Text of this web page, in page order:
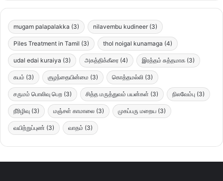
mugam palapalakka (3) nilavembu kudineer (3)
Piles Treatment in Tamil (3) thol noigal kunamaga (4)
udal edai kuraiya (3) அகத்திக்கீரை (4) இரத்தம் சுத்தமாக (3)
கபம் (3) குழந்தையின்மை (3) கொத்தமல்லி (3)
சருமம் பொலிவு பெற (3) சித்த மருத்துவம் பயன்கள் (3) நிலவேம்பு (3)
நீரிழிவு (3) மஞ்சள் காமாலை (3) முகப்பரு மறைய (3)
வயிற்றுப்புண் (3) வாதம் (3)